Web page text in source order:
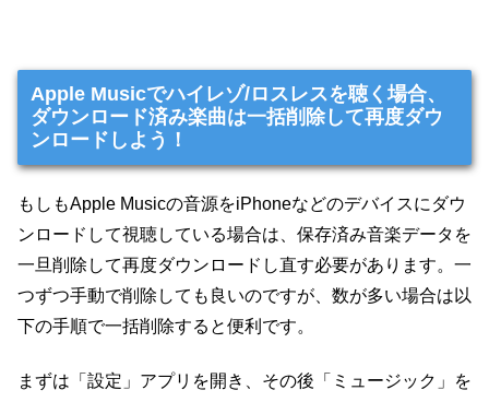
Apple Musicでハイレゾ/ロスレスを聴く場合、
ダウンロード済み楽曲は一括削除して再度ダウ
ンロードしよう！
もしもApple Musicの音源をiPhoneなどのデバイスにダウ
ンロードして視聴している場合は、保存済み音楽データを
一旦削除して再度ダウンロードし直す必要があります。一
つずつ手動で削除しても良いのですが、数が多い場合は以
下の手順で一括削除すると便利です。
まずは「設定」アプリを開き、その後「ミュージック」を